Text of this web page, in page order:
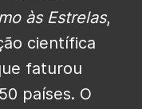
às Estrelas,
científica
faturou
países. O